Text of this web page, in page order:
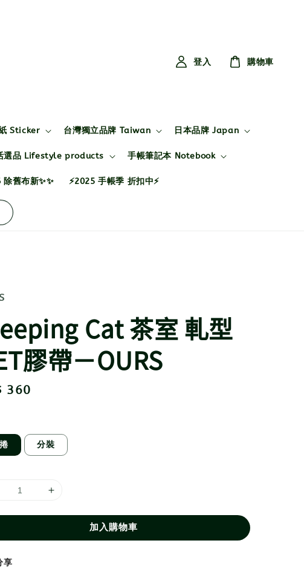
Sticker 台灣獨立品牌 Taiwan 日本品牌 Japan
選品 Lifestyle products 手帳筆記本 Notebook
舊布新✨✨ ⚡2025 手帳季 折扣中⚡
登入 購物車
Cat 茶室 軋型
膠帶－OURS
360
分裝
加入購物車
享